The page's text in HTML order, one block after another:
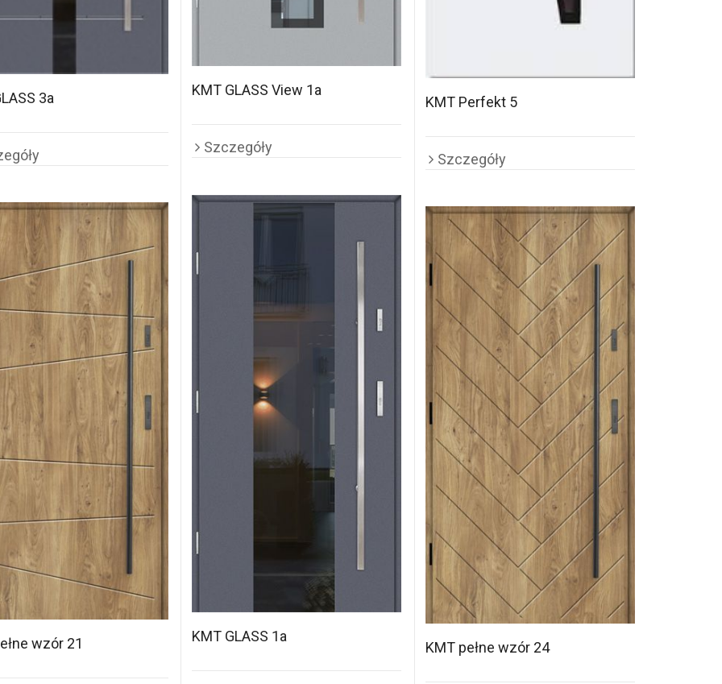
KMT Perfekt 5
Szczegóły
KMT GLASS View 1a
Szczegóły
3a
KMT GLASS 1a
wzór 21 KMT pełne wzór 24